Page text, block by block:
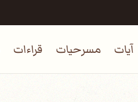
آيات مسرحيات قراءات